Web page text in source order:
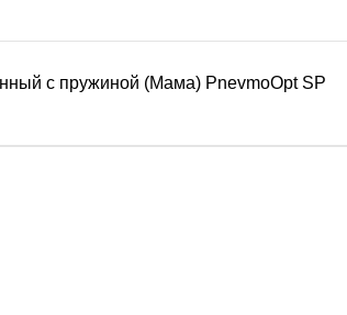
полиэтилен
с пружиной (Мама) PnevmoOpt SP